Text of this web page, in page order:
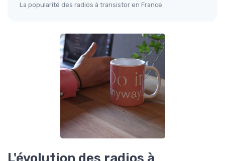
La popularité des radios à transistor en France
L'évolution des radios à